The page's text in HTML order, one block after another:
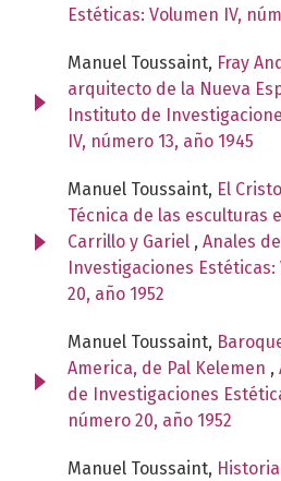
Estéticas: Volumen IV,
Manuel Toussaint, Fray
arquitecto de la Nueva
Instituto de
IV, número 13, año 1945
Manuel Toussaint, El
Técnica de las esculturas
Carrillo y Gariel , Anales
Investigaciones Estéticas:
20, año 1952
Manuel Toussaint,
America, de Pal Kelemen ,
de Investigaciones
número 20, año 1952
Manuel Toussaint,